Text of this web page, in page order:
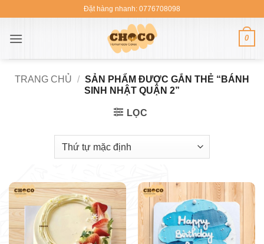
nội
Đặt hàng nhanh: 0776708098
0
TRANG CHỦ / SẢN PHẨM ĐƯỢC GẮN THẺ “BÁNH
SINH NHẬT QUẬN 2”
LỌC